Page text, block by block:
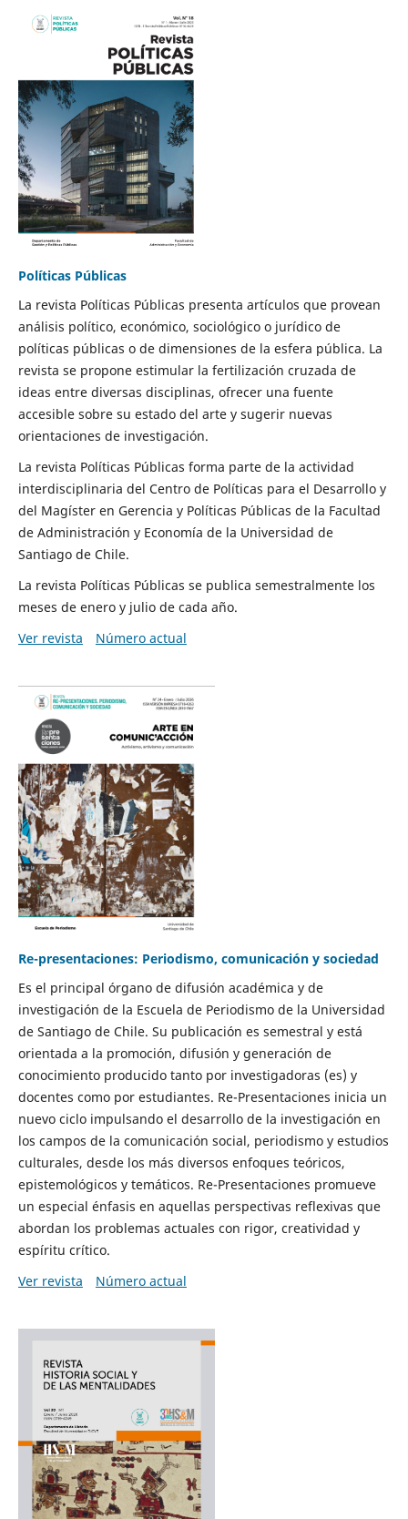
Políticas Públicas
La revista Políticas Públicas presenta artículos que provean
análisis político, económico, sociológico o jurídico de
políticas públicas o de dimensiones de la esfera pública. La
revista se propone estimular la fertilización cruzada de
ideas entre diversas disciplinas, ofrecer una fuente
accesible sobre su estado del arte y sugerir nuevas
orientaciones de investigación.
La revista Políticas Públicas forma parte de la actividad
interdisciplinaria del Centro de Políticas para el Desarrollo y
del Magíster en Gerencia y Políticas Públicas de la Facultad
de Administración y Economía de la Universidad de
Santiago de Chile.
La revista Políticas Públicas se publica semestralmente los
meses de enero y julio de cada año.
Ver revista
Número actual
Re-presentaciones: Periodismo, comunicación y sociedad
Es el principal órgano de difusión académica y de
investigación de la Escuela de Periodismo de la Universidad
de Santiago de Chile. Su publicación es semestral y está
orientada a la promoción, difusión y generación de
conocimiento producido tanto por investigadoras (es) y
docentes como por estudiantes. Re-Presentaciones inicia un
nuevo ciclo impulsando el desarrollo de la investigación en
los campos de la comunicación social, periodismo y estudios
culturales, desde los más diversos enfoques teóricos,
epistemológicos y temáticos. Re-Presentaciones promueve
un especial énfasis en aquellas perspectivas reflexivas que
abordan los problemas actuales con rigor, creatividad y
espíritu crítico.
Ver revista
Número actual